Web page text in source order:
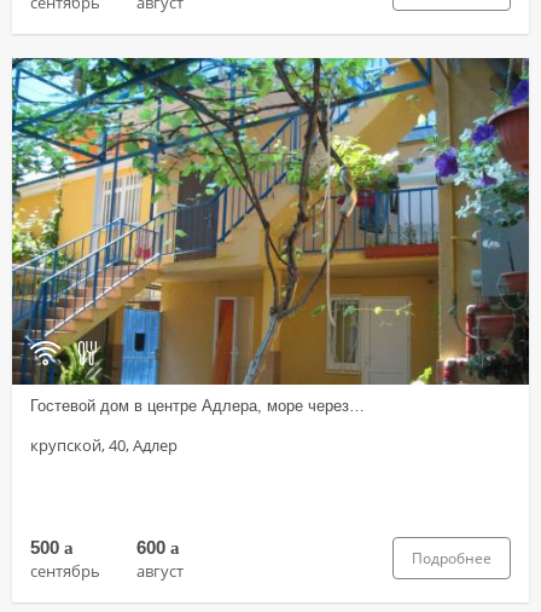
Гостевой дом в центре Адлера, море через…
крупской, 40, Адлер
500 a
сентябрь
600 a
август
Подробнее